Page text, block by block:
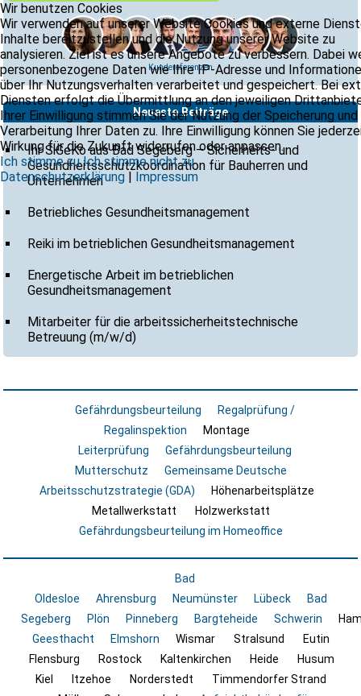
Kundereferenzen
Neueste Beiträge
Ihr SiGeKo aus Bad Segeberg – Sicherheits- und
Gesundheitsschutzkoordination für Bauherren und
Unternehmen
Betriebliches Gesundheitsmanagement
Reiki im betrieblichen Gesundheitsmanagement
Energetische Arbeit im betrieblichen
Gesundheitsmanagement
Mitarbeiter für die arbeitssicherheitstechnische
Betreuung (m/w/d)
Gefährdungsbeurteilung
Regalprüfung /
Regalinspektion
Montage
Leiterprüfung
Gefährdungsbeurteilung
Mutterschutz
Gemeinsame Deutsche
Arbeitsschutzstrategie (GDA)
Höhenarbeitsplätze
Metallwerkstatt
Holzwerkstatt
Gefährdungsbeurteilung im Homeoffice
Bad
Oldesloe
Ahrensburg Neumünster Lübeck
Bad
Segeberg
Plön Pinneberg Bargteheide Schwerin
Geesthacht
Elmshorn Wismar Stralsund
Eutin
Flensburg
Rostock Kaltenkirchen Heide
Husum
Kiel
Itzehoe Norderstedt
Timmendorfer Strand
Wir benutzen Cookies
Wir verwenden auf unserer Website Cookies und externe
Inhalte bereitzustellen und die Nutzung unserer Website zu
analysieren. Ziel ist es unsere Angebote zu verbessern. Dabei
personenbezogene Daten wie Ihre IP-Adresse und
über Ihr Nutzungsverhalten verarbeitet und gespeichert. Bei
Diensten erfolgt die Übermittlung an den jeweiligen
Ihrer Einwilligung stimmen Sie der Nutzung der Speicherung und
Verarbeitung Ihrer Daten zu. Ihre Einwilligung können Sie
Wirkung für die Zukunft widerrufen oder anpassen.
Ich stimme zu Ich stimme nicht zu
Datenschutzerklärung | Impressum